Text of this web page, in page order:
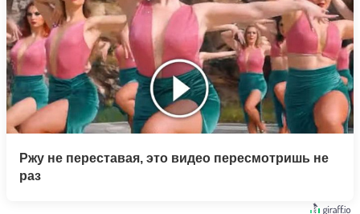
Ржу не переставая, это видео пересмотришь не
раз